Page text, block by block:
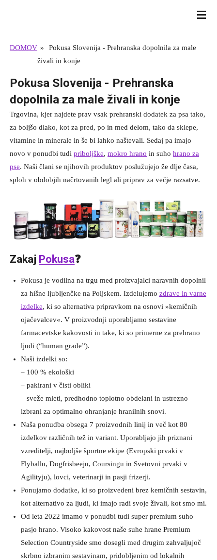
content
DOMOV »
Pokusa Slovenija - Prehranska dopolnila za male
živali in konje
Pokusa Slovenija - Prehranska
dopolnila za male živali in konje
Trgovina, kjer najdete prav vsak prehranski dodatek za psa tako,
za boljšo dlako, kot za pred, po in med delom, tako da sklepe,
vitamine in minerale in še bi lahko naštevali. Sedaj pa imajo
novo v ponudbi tudi priboljške, mokro hrano in suho hrano za
pse. Naši člani se njihovih produktov poslužujejo že dlje časa,
sploh v obdobjih načrtovanih legl ali priprav za večje razsatve.
Zakaj Pokusa❓
Pokusa je vodilna na trgu med proizvajalci naravnih dopolnil
za hišne ljubljenčke na Poljskem. Izdelujemo zdrave in varne
izdelke, ki so alternativa pripravkom na osnovi »kemičnih
ojačevalcev«. V proizvodnji uporabljamo sestavine
farmacevtske kakovosti in take, ki so primerne za prehrano
ljudi (“human grade”).
Naši izdelki so:
– 100 % ekološki
– pakirani v čisti obliki
– sveže mleti, predhodno toplotno obdelani in ustrezno
izbrani za optimalno ohranjanje hranilnih snovi.
Naša ponudba obsega 7 proizvodnih linij in več kot 80
izdelkov različnih tež in variant. Uporabljajo jih priznani
vzreditelji, najboljše športne ekipe (Evropski prvaki v
Flyballu, Dogfrisbeeju, Coursingu in Svetovni prvaki v
Agilityju), lovci, veterinarji in pasji frizerji.
Ponujamo dodatke, ki so proizvedeni brez kemičnih sestavin,
kot alternativo za ljudi, ki imajo radi svoje živali, kot smo mi.
Od leta 2022 imamo v ponudbi tudi super premium suho
pasjo hrano. Visoko kakovost naše suhe hrane Premium
Selection Countryside smo dosegli med drugim zahvaljujoč
skrbno izbranim sestavinam, pridobljenim od lokalnih